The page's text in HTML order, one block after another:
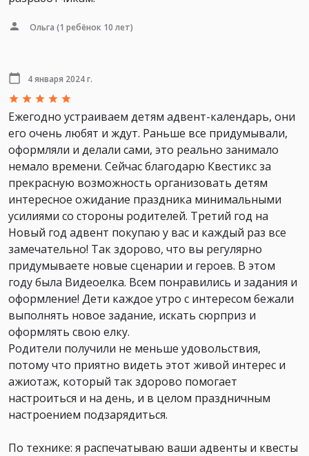
Ольга (1 ребёнок 10 лет)
4 января 2024 г.
Ежегодно устраиваем детям адвент-календарь, они
его очень любят и ждут. Раньше все придумывали,
оформляли и делали сами, это реально занимало
немало времени. Сейчас благодарю Квестикс за
прекрасную возможность организовать детям
интересное ожидание праздника минимальными
усилиями со стороны родителей. Третий год на
Новый год адвент покупаю у вас и каждый раз все
замечательно! Так здорово, что вы регулярно
придумываете новые сценарии и героев. В этом
году была Видеоелка. Всем понравились и задания и
оформление! Дети каждое утро с интересом бежали
выполнять новое задание, искать сюрприз и
оформлять свою елку.
Родители получили не меньше удовольствия,
потому что приятно видеть этот живой интерес и
ажиотаж, который так здорово помогает
настроиться и на день, и в целом праздничным
настроением подзарядиться.
По технике: я распечатываю ваши адвенты и квесты